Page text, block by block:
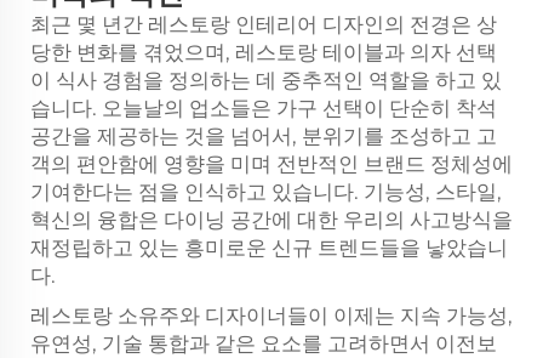
최근 몇 년간 레스토랑 인테리어 디자인의 전경은 상
당한 변화를 겪었으며, 레스토랑 테이블과 의자 선택
이 식사 경험을 정의하는 데 중추적인 역할을 하고 있
습니다. 오늘날의 업소들은 가구 선택이 단순히 착석
공간을 제공하는 것을 넘어서, 분위기를 조성하고 고
객의 편안함에 영향을 미며 전반적인 브랜드 정체성에
기여한다는 점을 인식하고 있습니다. 기능성, 스타일,
혁신의 융합은 다이닝 공간에 대한 우리의 사고방식을
재정립하고 있는 흥미로운 신규 트렌드들을 낳았습니
다.
레스토랑 소유주와 디자이너들이 이제는 지속 가능성,
유연성, 기술 통합과 같은 요소를 고려하면서 이전보